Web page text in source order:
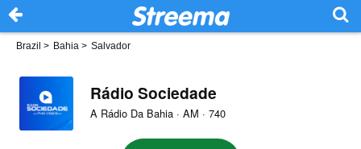
Brazil > Bahia > Salvador
Rádio Sociedade
A Rádio Da Bahia · AM · 740